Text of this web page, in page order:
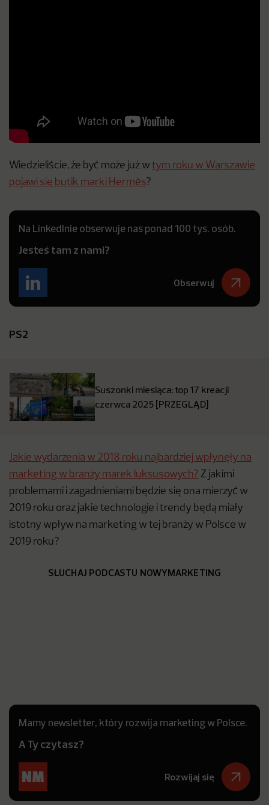
Wiedzieliście, że być może już w tym roku w Warszawie
pojawi się butik marki Hermès?
Na LinkedInie obserwuje nas ponad 100 tys. osób.
Jesteś tam z nami?
Obserwuj
PS2
Suszonki miesiąca: top 17 kreacji
czerwca 2025 [PRZEGLĄD]
Jakie wydarzenia w 2018 roku najbardziej wpłynęły na
marketing w branży marek luksusowych? Z jakimi
problemami i zagadnieniami będzie się ona mierzyć w
2019 roku oraz jakie technologie i trendy będą miały
istotny wpływ na marketing w tej branży w Polsce w
2019 roku?
SŁUCHAJ PODCASTU NOWYMARKETING
Mamy newsletter, który rozwija marketing w Polsce.
A Ty czytasz?
Rozwijaj się